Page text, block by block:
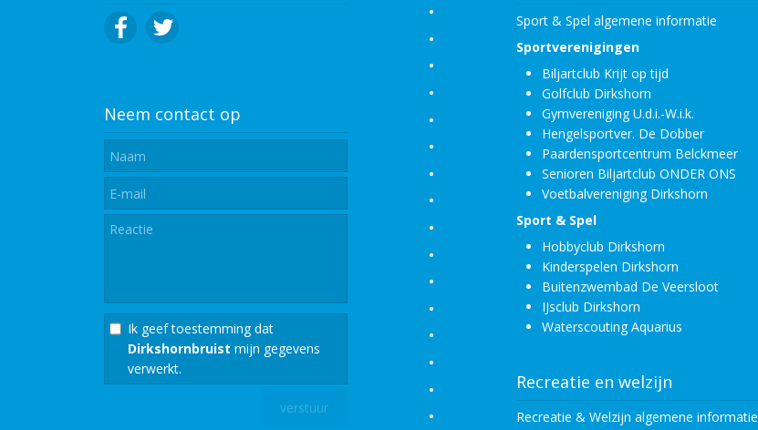
Neem contact op
Ik geef toestemming dat
Dirkshornbruist mijn gegevens
verwerkt.
•
•
•
•
•
•
•
•
•
•
•
•
•
•
•
•
Sport & Spel algemene informatie
Sportverenigingen
Biljartclub Krijt op tijd
Golfclub Dirkshorn
Gymvereniging U.d.i.-W.i.k.
Hengelsportver. De Dobber
Paardensportcentrum Belckmeer
Senioren Biljartclub ONDER ONS
Voetbalvereniging Dirkshorn
Sport & Spel
Hobbyclub Dirkshorn
Kinderspelen Dirkshorn
Buitenzwembad De Veersloot
IJsclub Dirkshorn
Waterscouting Aquarius
Recreatie en welzijn
Recreatie & Welzijn algemene informatie